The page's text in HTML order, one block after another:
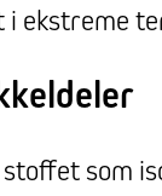
i ekstreme
som